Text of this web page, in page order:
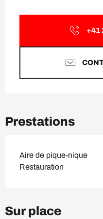
+41
Prestations
Aire de pique-nique
Restauration
Sur place